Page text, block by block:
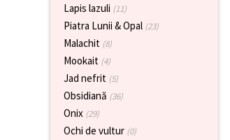
Lapis lazuli (11)
Piatra Lunii & Opal (23)
Malachit (8)
Mookait (4)
Jad nefrit (5)
Obsidiană (36)
Onix (29)
Ochi de vultur (0)